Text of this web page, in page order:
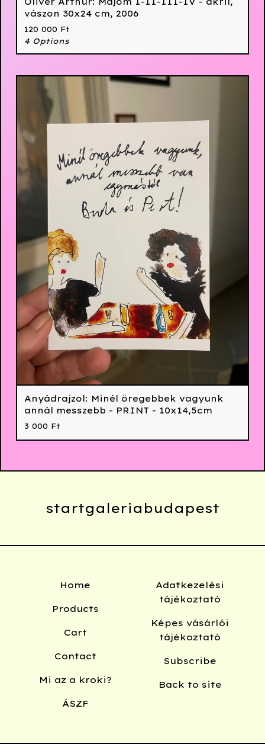
vászon 30x24 cm, 2006
120 000 Ft
4 Options
Anyádrajzol: Minél öregebbek vagyunk
annál messzebb - PRINT - 10x14,5cm
3 000 Ft
startgaleriabudapest
Home
Products
Cart
Contact
Mi az a kroki?
ÁSZF
Adatkezelési
tájékoztató
Képes vásárlói
tájékoztató
Subscribe
Back to site